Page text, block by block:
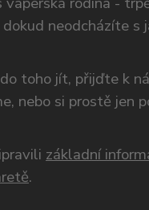
neodcházíte s
toho jít, přijďte k
nebo si prostě jen
základní
.